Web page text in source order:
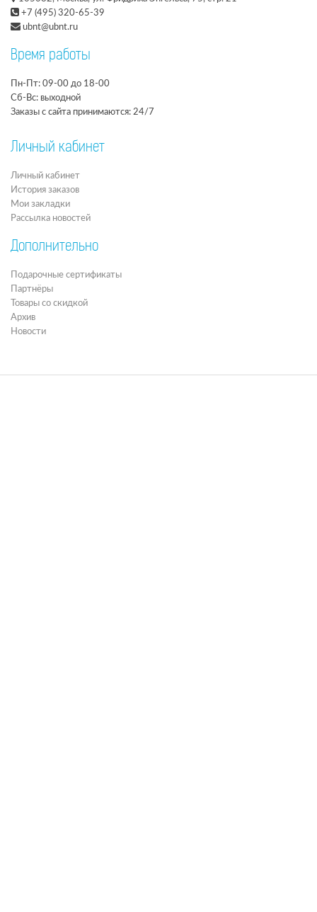
+7 (495) 320-65-39
ubnt@ubnt.ru
Время работы
Пн-Пт: 09-00 до 18-00
Сб-Вс: выходной
Заказы с сайта принимаются: 24/7
Личный кабинет
Личный кабинет
История заказов
Мои закладки
Рассылка новостей
Дополнительно
Подарочные сертификаты
Партнёры
Товары со скидкой
Архив
Новости